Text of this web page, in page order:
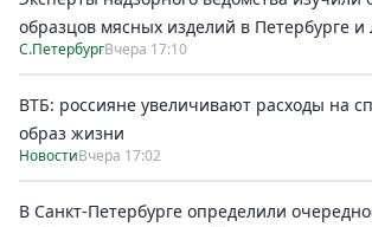
образцов мясных изделий в Петербурге и
С.ПетербургВчера 17:10
ВТБ: россияне увеличивают расходы на
образ жизни
НовостиВчера 17:02
В Санкт-Петербурге определили